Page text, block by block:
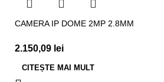
CAMERA IP DOME 2MP 2.8MM
2.150,09 lei
CITEȘTE MAI MULT